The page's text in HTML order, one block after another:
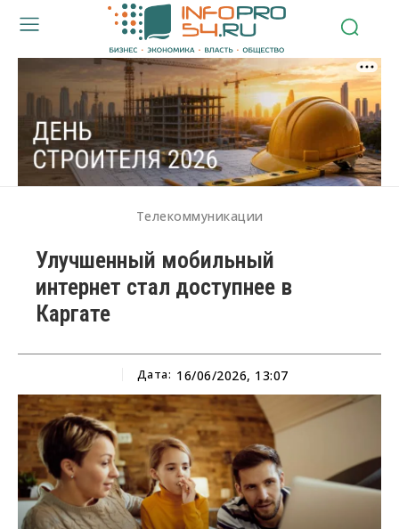
Телекоммуникации
Улучшенный мобильный
интернет стал доступнее в
Каргате
Дата: 16/06/2026, 13:07